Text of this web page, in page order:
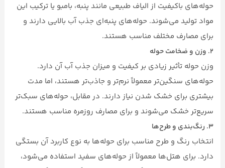
حوله‌های باکیفیت از الیاف طبیعی مانند پنبه، بامبو یا ترکیب این
مواد تولید می‌شوند. حوله‌های پنبه‌ای جذب آب بالایی دارند و
برای مصارف مختلف مناسب هستند.
۲. وزن و ضخامت حوله
وزن حوله تأثیر زیادی بر کیفیت و میزان جذب آب آن دارد.
حوله‌های سنگین‌تر معمولاً نرم‌تر و جاذب‌تر هستند، اما مدت
بیشتری برای خشک شدن نیاز دارند. در مقابل، حوله‌های سبک‌تر
سریع‌تر خشک می‌شوند و برای مصارف روزمره مناسب هستند.
۳. رنگ‌بندی و طرح‌ها
انتخاب رنگ و طرح مناسب برای حوله‌ها به نوع کاربرد آن بستگی
دارد. برای هتل‌ها معمولاً از حوله‌های سفید استفاده می‌شود،